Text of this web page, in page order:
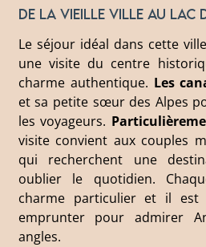
De la vieille ville au lac
Le séjour idéal dans cette
une visite du centre
charme authentique. Les
et sa petite sœur des Alpes
les voyageurs.
visite convient aux couples
qui recherchent une
oublier le quotidien.
charme particulier et il
emprunter pour admirer
angles.